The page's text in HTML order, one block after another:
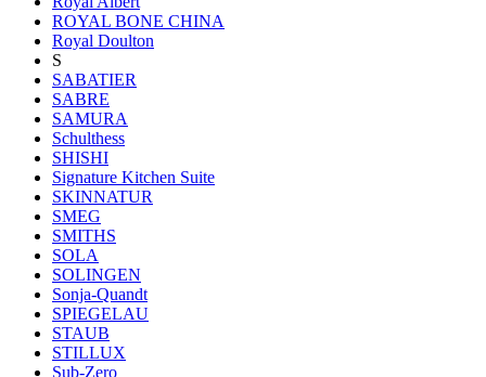
ROYAL BONE CHINA
Royal Doulton
S
SABATIER
SABRE
SAMURA
Schulthess
SHISHI
Signature Kitchen Suite
SKINNATUR
SMEG
SMITHS
SOLA
SOLINGEN
Sonja-Quandt
SPIEGELAU
STAUB
STILLUX
Sub-Zero